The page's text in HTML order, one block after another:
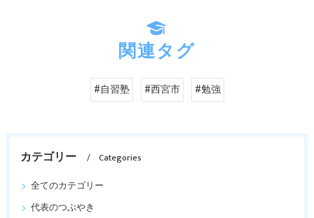
関連タグ
#自習塾 #西宮市 #勉強
カテゴリー
Categories
全てのカテゴリー
代表のつぶやき